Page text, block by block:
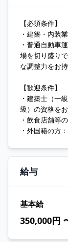
【必須条件】
・建築・内装
・普通自動車
場を切り盛り
な調整力をお
【歓迎条件】
・建築士（一
級）の資格を
・飲食店舗等
・外国籍の方
給与
基本給
350,000円